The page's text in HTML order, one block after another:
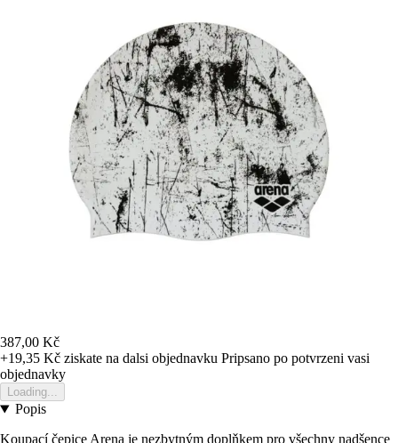
387,00 Kč
+19,35 Kč ziskate na dalsi objednavku Pripsano po potvrzeni vasi
objednavky
Loading...
Popis
Koupací čepice Arena je nezbytným doplňkem pro všechny nadšence